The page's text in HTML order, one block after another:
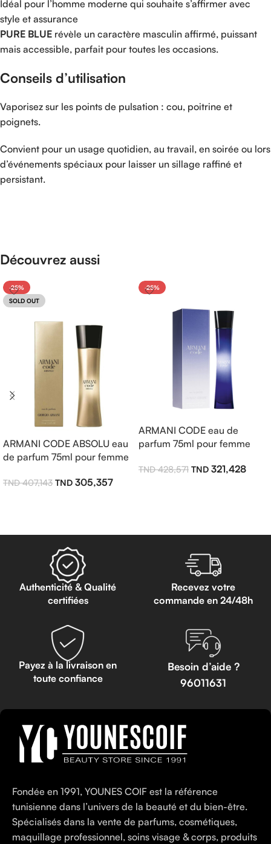
Idéal pour l’homme moderne qui souhaite s’affirmer avec
style et assurance
PURE BLUE révèle un caractère masculin affirmé, puissant
mais accessible, parfait pour toutes les occasions.
Conseils d’utilisation
Vaporisez sur les points de pulsation : cou, poitrine et
poignets.
Convient pour un usage quotidien, au travail, en soirée ou lors
d’événements spéciaux pour laisser un sillage raffiné et
persistant.
Découvrez aussi
-25%
SOLD OUT
ARMANI CODE ABSOLU eau
de parfum 75ml pour femme
407,143 305,357
-25%
ARMANI CODE eau de
parfum 75ml pour femme
428,571 321,428
Authenticité & Qualité
certifiées
Recevez votre
commande en 24/48h
Payez à la livraison en
toute confiance
Besoin d’aide ?
96011631
Fondée en 1991, YOUNES COIF est la référence
tunisienne dans l’univers de la beauté et du bien-être.
Spécialisés dans la vente de parfums, cosmétiques,
maquillage professionnel, soins visage & corps, produits